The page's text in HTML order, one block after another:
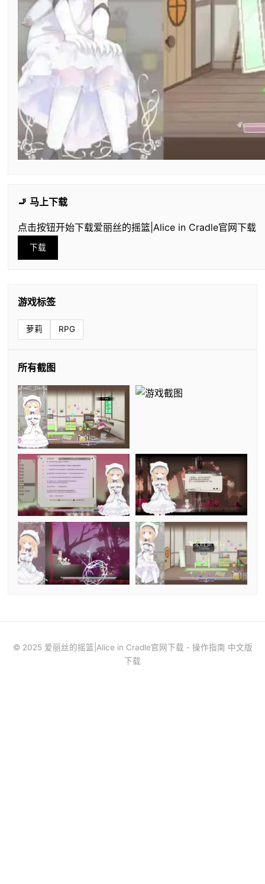
🚬 马上下载
点击按钮开始下载爱丽丝的摇篮|Alice in Cradle官网下载
下载
游戏标签
萝莉 RPG
所有截图
© 2025 爱丽丝的摇篮|Alice in Cradle官网下载 - 操作指南 中文版
下载